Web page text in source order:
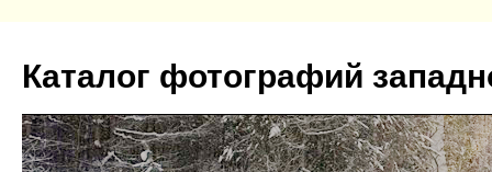
содержимому
Каталог фотографий